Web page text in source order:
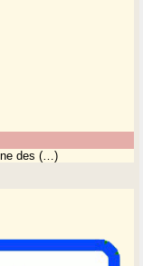
des (…)